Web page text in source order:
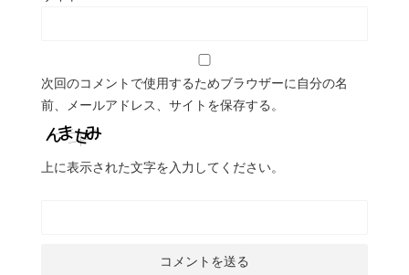
次回のコメントで使用するためブラウザーに自分の名
前、メールアドレス、サイトを保存する。
上に表示された文字を入力してください。